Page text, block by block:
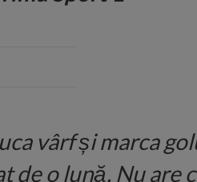
vârf și marca
o lună. Nu are